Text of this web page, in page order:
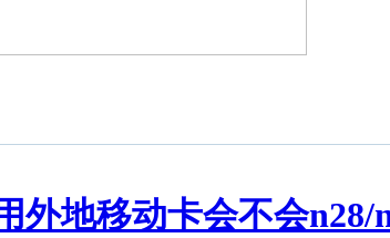
外地移动卡会不会n28/